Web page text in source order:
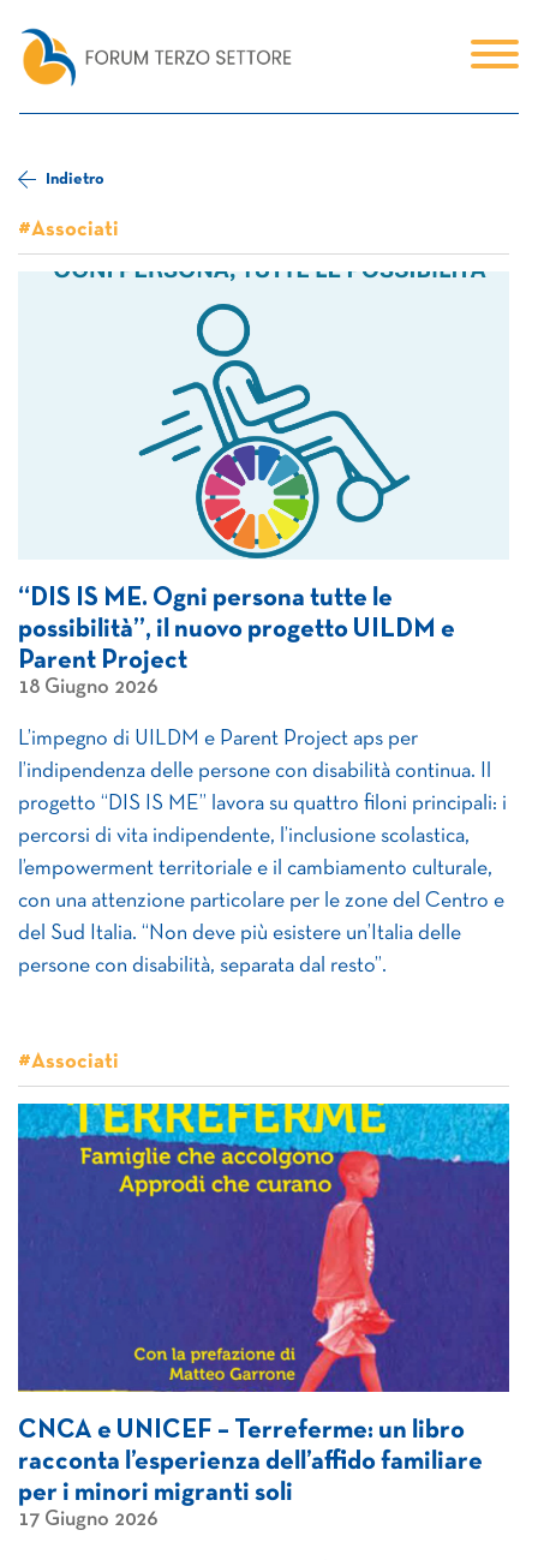
Indietro
#Associati
“DIS IS ME. Ogni persona tutte le
possibilità”, il nuovo progetto UILDM e
Parent Project
18 Giugno 2026
L’impegno di UILDM e Parent Project aps per
l’indipendenza delle persone con disabilità continua. Il
progetto “DIS IS ME” lavora su quattro filoni principali: i
percorsi di vita indipendente, l’inclusione scolastica,
l’empowerment territoriale e il cambiamento culturale,
con una attenzione particolare per le zone del Centro e
del Sud Italia. “Non deve più esistere un’Italia delle
persone con disabilità, separata dal resto”.
#Associati
CNCA e UNICEF – Terreferme: un libro
racconta l’esperienza dell’affido familiare
per i minori migranti soli
17 Giugno 2026